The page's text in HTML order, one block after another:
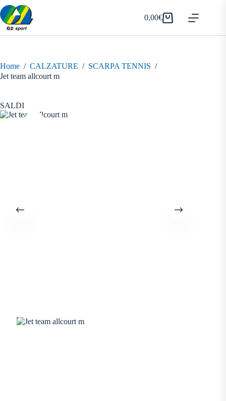
Salta
al
contenuto
Carrello
0,00€
Home / CALZATURE / SCARPA TENNIS /
Jet team allcourt m
SALDI